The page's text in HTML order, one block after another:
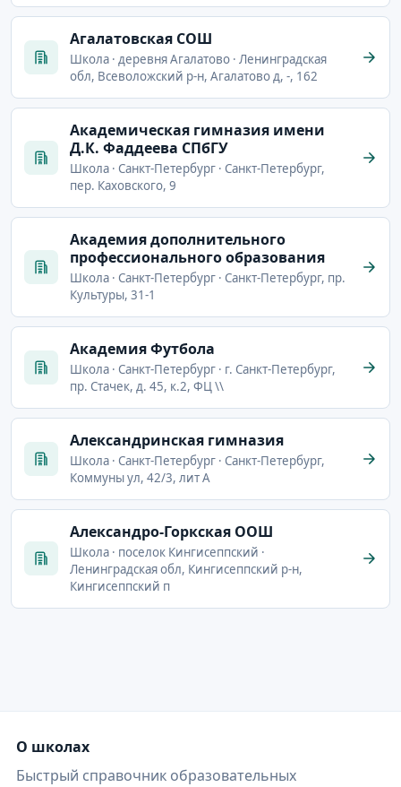
Агалатовская СОШ
Школа · деревня Агалатово · Ленинградская
обл, Всеволожский р-н, Агалатово д, -, 162
Академическая гимназия имени
Д.К. Фаддеева СПбГУ
Школа · Санкт-Петербург · Санкт-Петербург,
пер. Каховского, 9
Академия дополнительного
профессионального образования
Школа · Санкт-Петербург · Санкт-Петербург, пр.
Культуры, 31-1
Академия Футбола
Школа · Санкт-Петербург · г. Санкт-Петербург,
пр. Стачек, д. 45, к.2, ФЦ \\
Александринская гимназия
Школа · Санкт-Петербург · Санкт-Петербург,
Коммуны ул, 42/3, лит А
Александро-Горкская ООШ
Школа · поселок Кингисеппский ·
Ленинградская обл, Кингисеппский р-н,
Кингисеппский п
О школах
Быстрый справочник образовательных